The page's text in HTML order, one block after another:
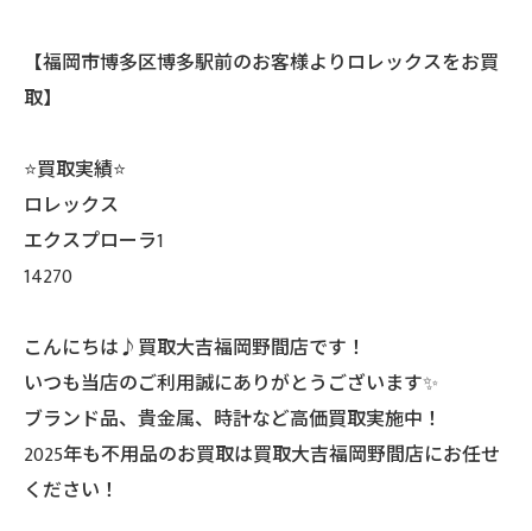
【福岡市博多区博多駅前のお客様よりロレックスをお買
取】
⭐️買取実績⭐️
ロレックス
エクスプローラ1
14270
こんにちは♪買取大吉福岡野間店です！
いつも当店のご利用誠にありがとうございます✨
ブランド品、貴金属、時計など高価買取実施中！
2025年も不用品のお買取は買取大吉福岡野間店にお任せ
ください！